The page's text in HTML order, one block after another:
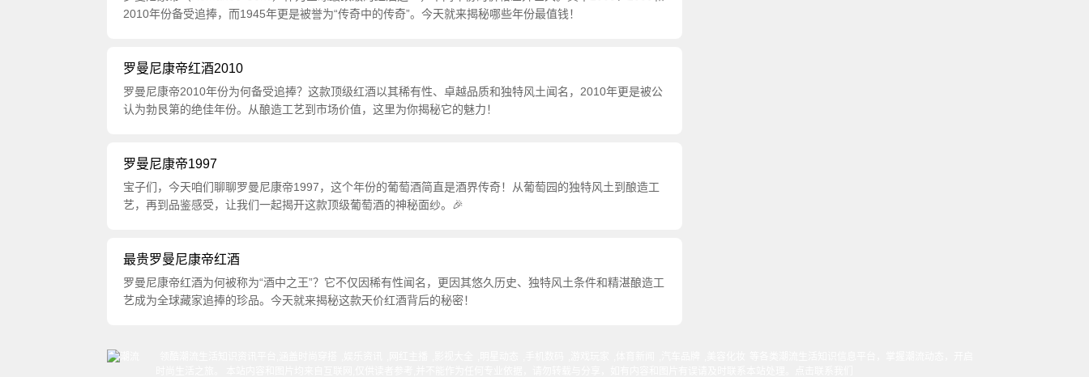
2010年份备受追捧，而1945年更是被誉为“传奇中的传奇”。今天就来揭秘哪些年份最值钱！
罗曼尼康帝红酒2010
罗曼尼康帝2010年份为何备受追捧？这款顶级红酒以其稀有性、卓越品质和独特风土闻名，2010年更是被公
认为勃艮第的绝佳年份。从酿造工艺到市场价值，这里为你揭秘它的魅力！
罗曼尼康帝1997
宝子们，今天咱们聊聊罗曼尼康帝1997，这个年份的葡萄酒简直是酒界传奇！从葡萄园的独特风土到酿造工
艺，再到品鉴感受，让我们一起揭开这款顶级葡萄酒的神秘面纱。🎉
最贵罗曼尼康帝红酒
罗曼尼康帝红酒为何被称为“酒中之王”？它不仅因稀有性闻名，更因其悠久历史、独特风土条件和精湛酿造工
艺成为全球藏家追捧的珍品。今天就来揭秘这款天价红酒背后的秘密！